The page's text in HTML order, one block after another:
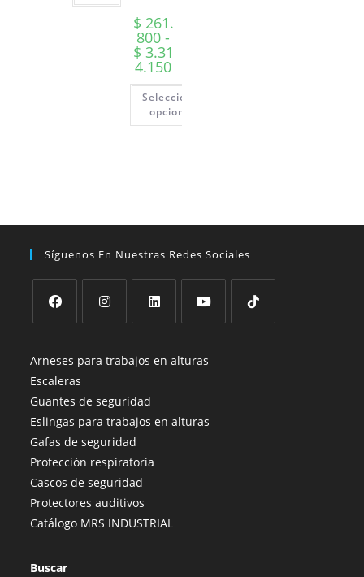
$ 261.
800 -
$ 3.31
4.150Rango
precios:
desde
$ 261.800
hasta
Seleccionar
opciones
Este
la
de
Síguenos En Nuestras Redes Sociales
abre
en
una
nueva
pestaña
abre
una
nueva
pestaña
abre
una
nueva
pestaña
abre
nueva
Arneses para trabajos en alturas
Escaleras
Guantes de seguridad
Eslingas para trabajos en alturas
Gafas de seguridad
Protección respiratoria
Cascos de seguridad
Protectores auditivos
Catálogo MRS INDUSTRIAL
Buscar